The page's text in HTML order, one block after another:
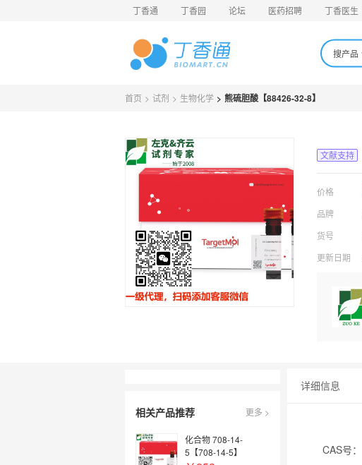
丁香通 丁香园 论坛 医药招聘 丁香医生
搜产品
首页 > 试剂 > 生物化学 > 熊硫胆酸【88426-32-8】
文献支持
价格
品牌
货号
更新日期
相关产品推荐 更多 >
化合物 708-14-
5【708-14-5】
详细信息
CAS号：